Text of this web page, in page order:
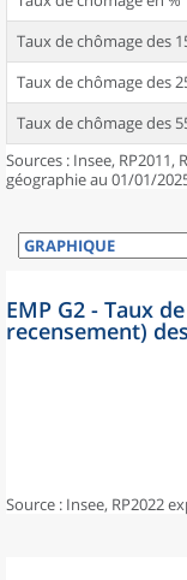
Taux de chômage des
Taux de chômage des
Taux de chômage des
Sources : Insee, RP2011,
géographie au 01/01/
EMP G2 - Taux
recensement)
Source : Insee, RP2022